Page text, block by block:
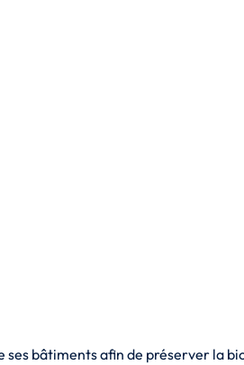
ses bâtiments afin de préserver la